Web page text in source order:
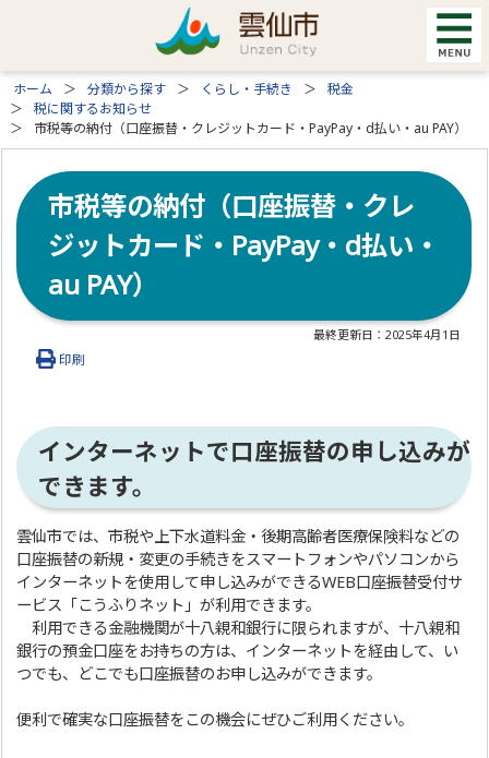
ホーム 分類から探す くらし・手続き
税金
税に関するお知らせ
市税等の納付（口座振替・クレジットカード・PayPay・d払い・au PAY）
市税等の納付（口座振替・クレ
ジットカード・PayPay・d払い・
au PAY）
最終更新日：2025年4月1日
印刷
インターネットで口座振替の申し込みが
できます。
雲仙市では、市税や上下水道料金・後期高齢者医療保険料などの
口座振替の新規・変更の手続きをスマートフォンやパソコンから
インターネットを使用して申し込みができるWEB口座振替受付サ
ービス「こうふりネット」が利用できます。
利用できる金融機関が十八親和銀行に限られますが、十八親和
銀行の預金口座をお持ちの方は、インターネットを経由して、い
つでも、どこでも口座振替のお申し込みができます。
便利で確実な口座振替をこの機会にぜひご利用ください。